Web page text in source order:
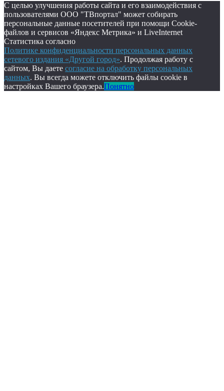
С целью улучшения работы сайта и его взаимодействия с
пользователями ООО "ТВпортал" может собирать
персональные данные посетителей при помощи Cookie-
файлов и сервисов «Яндекс Метрика» и LiveInternet
Статистика согласно
Политике конфиденциальности персональных данных
сетевого издания «Другой город». Продолжая работу с
сайтом, Вы даете согласие на обработку персональных
данных. Вы всегда можете отключить файлы cookie в
настройках Вашего браузера.Понятно